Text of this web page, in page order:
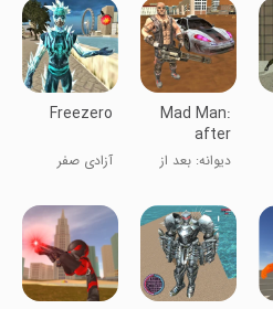
Mad Man:
after
Doomsday
دیوانه: بعد از
Freezero
آزادی صفر